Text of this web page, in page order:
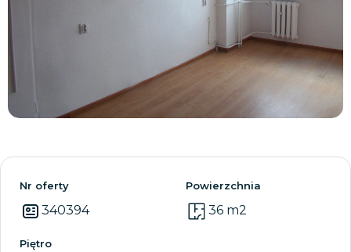
Zobacz wszystkie
Nr oferty
340394
Powierzchnia
36 m2
Piętro